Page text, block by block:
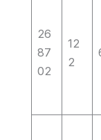
26
87
02
12
2